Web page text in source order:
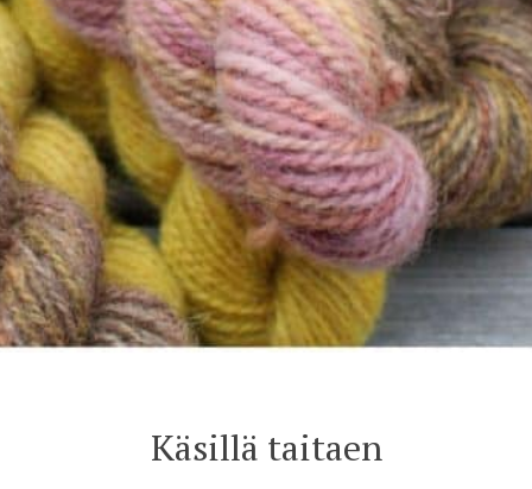
Käsillä taitaen